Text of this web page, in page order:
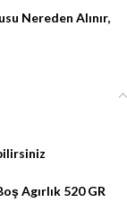
Nereden Alınır,
Agırlık 520 GR